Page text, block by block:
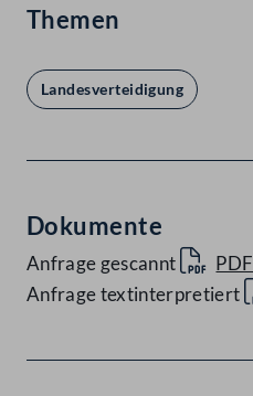
Themen
Landesverteidigung
Dokumente
Anfrage gescannt
PDF
Anfrage textinterpretiert